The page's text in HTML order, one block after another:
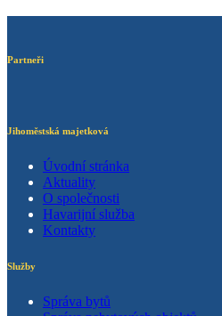
Partneři
Jihoměstská majetková
Úvodní stránka
Aktuality
O společnosti
Havarijní služba
Kontakty
Služby
Správa bytů